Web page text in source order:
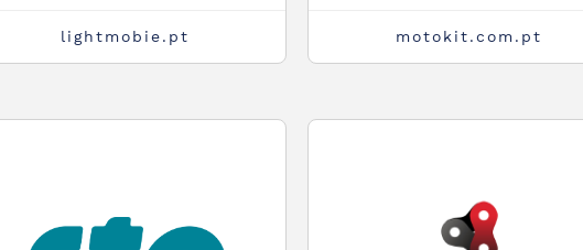
lightmobie.pt motokit.com.pt